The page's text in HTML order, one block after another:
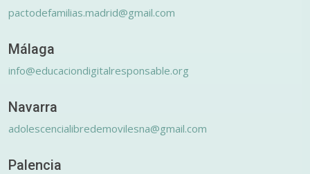
pactodefamilias.madrid@gmail.com
Málaga
info@educaciondigitalresponsable.org
Navarra
adolescencialibredemovilesna@gmail.com
Palencia